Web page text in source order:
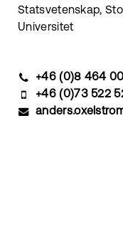
Statsvetenskap,
Universitet
+46 (0)8 464
+46 (0)73 522